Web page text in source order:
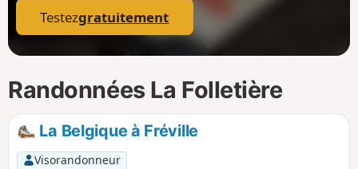
Testezgratuitement
Randonnées La Folletière
La Belgique à Fréville
Visorandonneur